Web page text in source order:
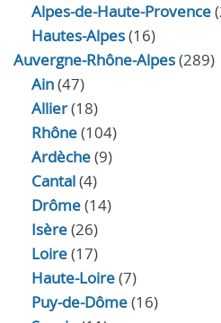
Alpes-de-Haute-Provence
Hautes-Alpes(16)
Auvergne-Rhône-Alpes(289)
Ain(47)
Allier(18)
Rhône(104)
Ardèche(9)
Cantal(4)
Drôme(14)
Isère(26)
Loire(17)
Haute-Loire(7)
Puy-de-Dôme(16)